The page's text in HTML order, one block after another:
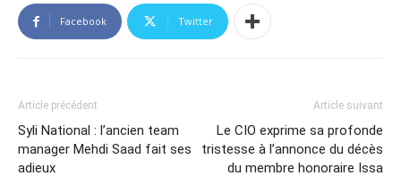
Facebook Twitter
Article précédent
Syli National : l’ancien team
manager Mehdi Saad fait ses
adieux
Article suivant
Le CIO exprime sa profonde
tristesse à l’annonce du décès
du membre honoraire Issa